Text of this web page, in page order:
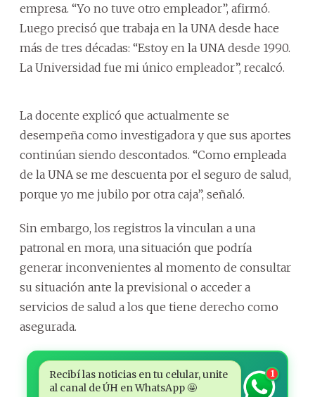
empresa. “Yo no tuve otro empleador”, afirmó.
Luego precisó que trabaja en la UNA desde hace
más de tres décadas: “Estoy en la UNA desde 1990.
La Universidad fue mi único empleador”, recalcó.
La docente explicó que actualmente se
desempeña como investigadora y que sus aportes
continúan siendo descontados. “Como empleada
de la UNA se me descuenta por el seguro de salud,
porque yo me jubilo por otra caja”, señaló.
Sin embargo, los registros la vinculan a una
patronal en mora, una situación que podría
generar inconvenientes al momento de consultar
su situación ante la previsional o acceder a
servicios de salud a los que tiene derecho como
asegurada.
Recibí las noticias en tu celular, unite
al canal de ÚH en WhatsApp 🤩
1